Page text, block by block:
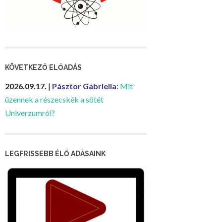
KÖVETKEZŐ ELŐADÁS
2026.09.17. | Pásztor Gabriella: Mit
üzennek a részecskék a sötét
Univerzumról?
LEGFRISSEBB ÉLŐ ADÁSAINK